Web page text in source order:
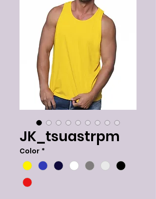
JK_tsuastrpm
Color *